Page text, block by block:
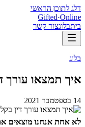
דלג לתוכן הראשי
Gifted·Online
ביתבלוגצור קשר
בלוג
איך תמצאו עורך
14 בספטמבר 2021
לא אחת אנחנו מוצאים